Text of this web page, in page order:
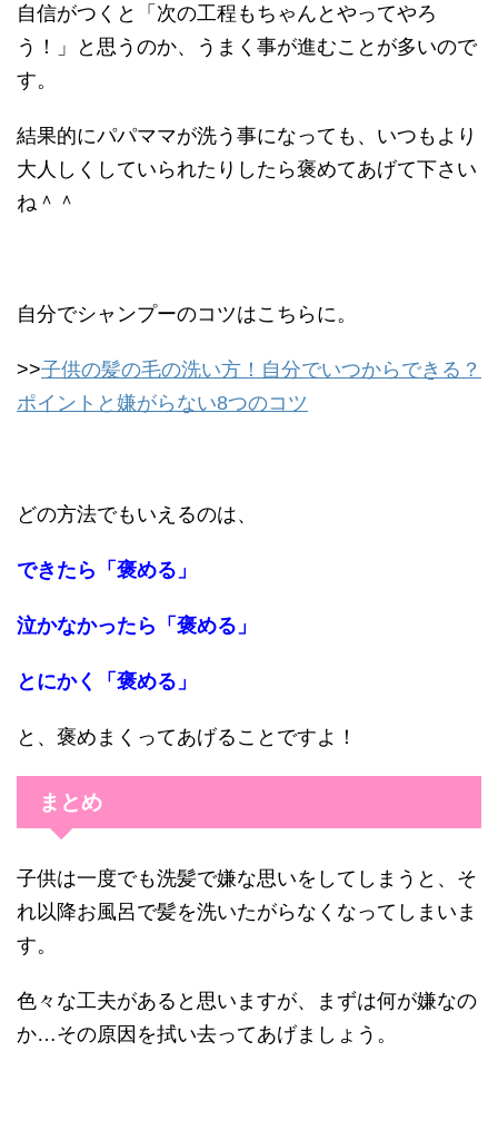
自信がつくと「次の工程もちゃんとやってやろ
う！」と思うのか、うまく事が進むことが多いので
す。
結果的にパパママが洗う事になっても、いつもより
大人しくしていられたりしたら褒めてあげて下さい
ね＾＾
自分でシャンプーのコツはこちらに。
>>子供の髪の毛の洗い方！自分でいつからできる？
ポイントと嫌がらない8つのコツ
どの方法でもいえるのは、
できたら「褒める」
泣かなかったら「褒める」
とにかく「褒める」
と、褒めまくってあげることですよ！
まとめ
子供は一度でも洗髪で嫌な思いをしてしまうと、そ
れ以降お風呂で髪を洗いたがらなくなってしまいま
す。
色々な工夫があると思いますが、まずは何が嫌なの
か…その原因を拭い去ってあげましょう。